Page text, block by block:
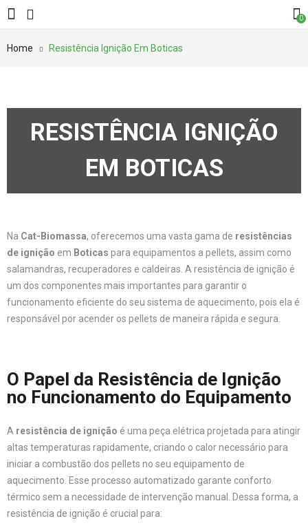
0
Home Resistência Ignição Em Boticas
RESISTÊNCIA IGNIÇÃO
EM BOTICAS
Na Cat-Biomassa, oferecemos uma vasta gama de resistências
de ignição em Boticas para equipamentos a pellets, assim como
salamandras, recuperadores e caldeiras. A resistência de ignição é
um dos componentes mais importantes para garantir o
funcionamento eficiente do seu sistema de aquecimento, pois ela é
responsável por acender os pellets de maneira rápida e segura.
O Papel da Resistência de Ignição
no Funcionamento do Equipamento
A resistência de ignição é uma peça elétrica projetada para atingir
altas temperaturas rapidamente, criando o calor necessário para
iniciar a combustão dos pellets no seu equipamento de
aquecimento. Esse processo automatizado garante conforto
térmico sem a necessidade de intervenção manual. Dessa forma, a
resistência de ignição é crucial para: